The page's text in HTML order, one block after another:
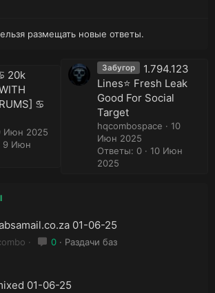
размещать новые ответы.
20k
♋
Июн 2025
9 Июн
Забугор
1.794.123
Lines⭐️ Fresh Leak
Good For Social
Target
hqcombospace
10
Июн 2025
Ответы: 0
10 Июн
2025
01-06-25
0
Раздачи баз
01-06-25